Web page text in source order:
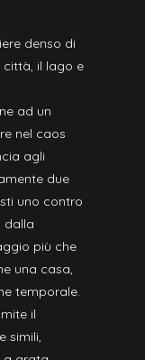
denso di
città, il lago e
ad un
nel caos
agli
due
uno contro
dalla
più che
una casa,
temporale.
il
simili,